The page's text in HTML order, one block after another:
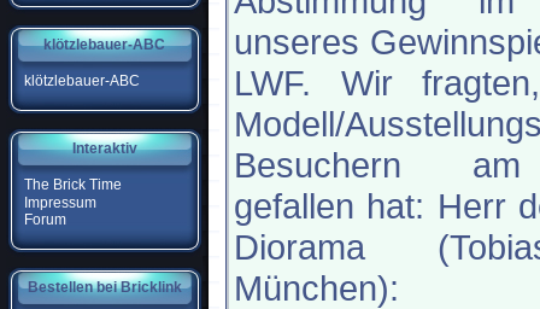
klötzlebauer-ABC
klötzlebauer-ABC
Interaktiv
The Brick Time
Impressum
Forum
Bestellen bei Bricklink
unseres
LWF. Wir
Modell/
Besuchern
gefallen hat: Herr
Diorama
München):